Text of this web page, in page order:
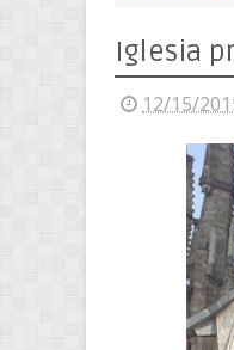
Iglesia
12/15/